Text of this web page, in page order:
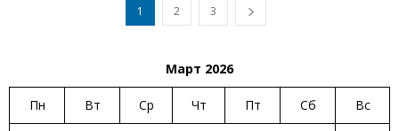
1 2 3
Март 2026
Пн Вт Ср Чт Пт Сб Вс